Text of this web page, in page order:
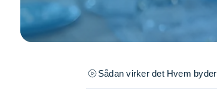
Sådan virker det Hvem byder